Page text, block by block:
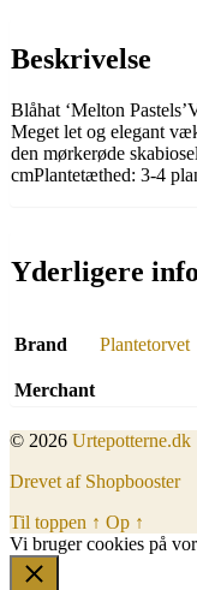
Beskrivelse
Blåhat ‘Melton
Meget let og elegant
den mørkerøde
cmPlantetæthed: 3-4
Yderligere
Brand Plantetorvet
Merchant
© 2026 Urtepotterne.dk
Drevet af Shopbooster
Til toppen ↑ Op ↑
Vi bruger cookies på